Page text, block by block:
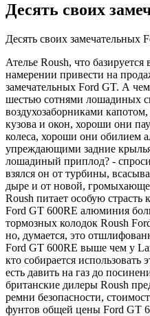
Десять своих
Десять своих замечательных
Ателье Roush, что
намерении привести на
замечательных Ford GT. А
шестью сотнями лошадиных
воздухозаборниками
кузова и окон, хороши они
колеса, хороши они обилием
упреждающими задние
лошадиный приплод? -
взялся он от турбины,
дыре и от новой,
Roush питает особую страсть
Ford GT 600RE алюминия
тормозных колодок Roush
но, думается, это
Ford GT 600RE выше чем у
кто собирается
есть давить на газ до
британские дилеры Roush
ремни безопасности,
фунтов общей цены Ford GT